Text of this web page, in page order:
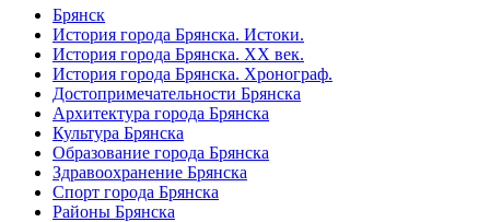
Брянск
История города Брянска. Истоки.
История города Брянска. XX век.
История города Брянска. Хронограф.
Достопримечательности Брянска
Архитектура города Брянска
Культура Брянска
Образование города Брянска
Здравоохранение Брянска
Спорт города Брянска
Районы Брянска